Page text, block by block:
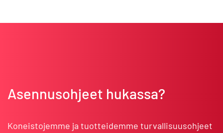
Asennusohjeet hukassa?
Koneistojemme ja tuotteidemme turvallisuusohjeet